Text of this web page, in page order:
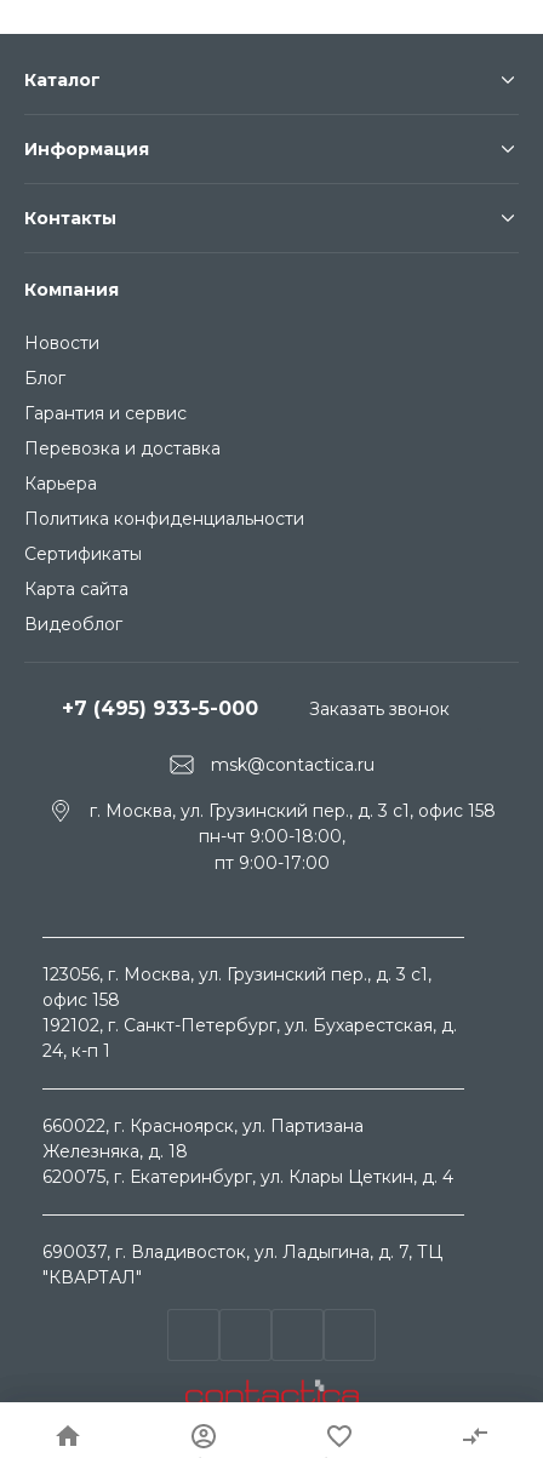
Компания
Новости
Блог
Гарантия и сервис
Перевозка и доставка
Карьера
Политика конфиденциальности
Сертификаты
Карта сайта
Видеоблог
Каталог
Информация
Контакты
msk@contactica.ru
+7 (495) 933-5-000
г. Москва, ул. Грузинский пер., д. 3 c1, офис 158
пн-чт 9:00-18:00,
пт 9:00-17:00
Заказать звонок
123056, г. Москва, ул. Грузинский пер., д. 3 c1,
офис 158
192102, г. Санкт-Петербург, ул. Бухарестская, д.
24, к-п 1
660022, г. Красноярск, ул. Партизана
Железняка, д. 18
620075, г. Екатеринбург, ул. Клары Цеткин, д. 4
690037, г. Владивосток, ул. Ладыгина, д. 7, ТЦ
"КВАРТАЛ"
электротехнического оборудования. Все права